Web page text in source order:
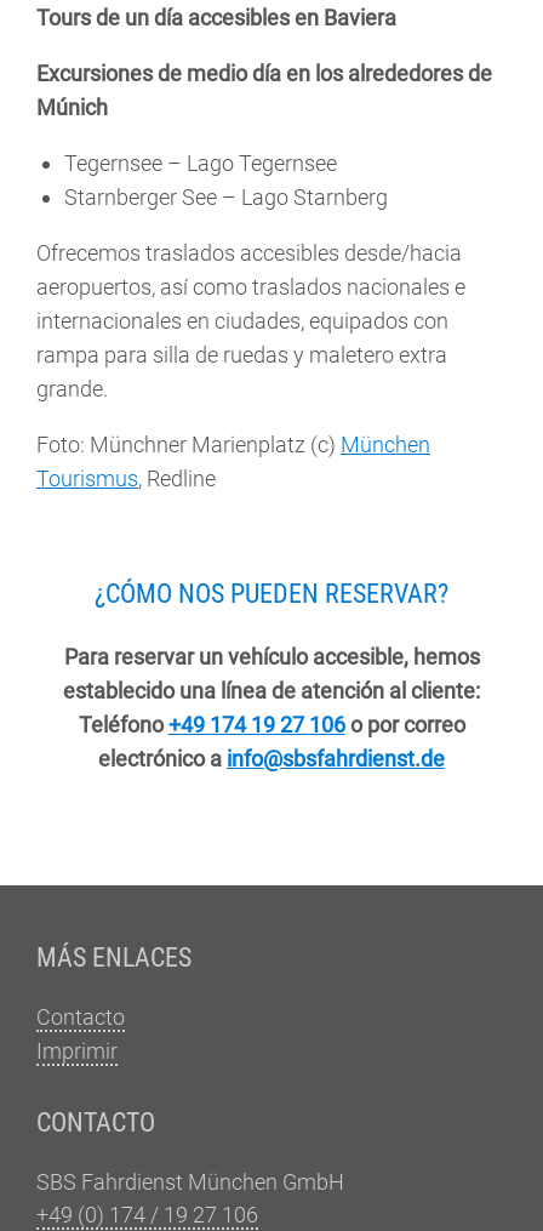
Tours de un día accesibles en Baviera
Excursiones de medio día en los alrededores de
Múnich
Tegernsee – Lago Tegernsee
Starnberger See – Lago Starnberg
Ofrecemos traslados accesibles desde/hacia
aeropuertos, así como traslados nacionales e
internacionales en ciudades, equipados con
rampa para silla de ruedas y maletero extra
grande.
Foto: Münchner Marienplatz (c) München
Tourismus, Redline
¿CÓMO NOS PUEDEN RESERVAR?
Para reservar un vehículo accesible, hemos
establecido una línea de atención al cliente:
Teléfono+49 174 19 27 106o por correo
electrónico a info@sbsfahrdienst.de
MÁS ENLACES
Contacto
Imprimir
CONTACTO
SBS Fahrdienst München GmbH
+49 (0) 174 / 19 27 106